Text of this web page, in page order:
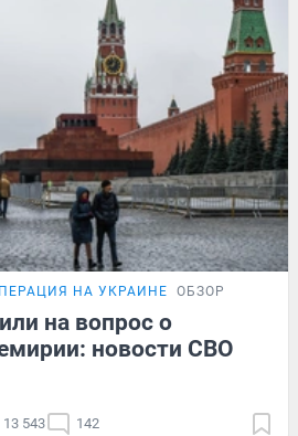
НА УКРАИНЕ ОБЗОР
на вопрос о
новости СВО
13 543 142